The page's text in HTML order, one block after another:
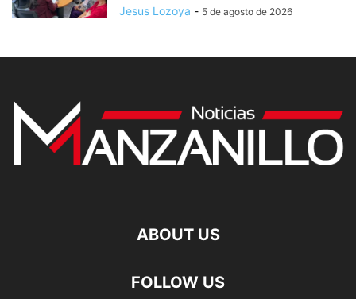
Jesus Lozoya - 5 de agosto de 2026
ABOUT US
FOLLOW US